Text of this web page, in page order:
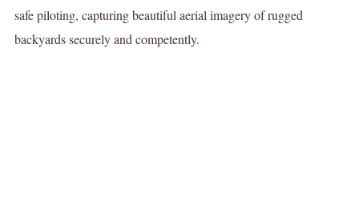
safe piloting, capturing beautiful aerial imagery of rugged
backyards securely and competently.